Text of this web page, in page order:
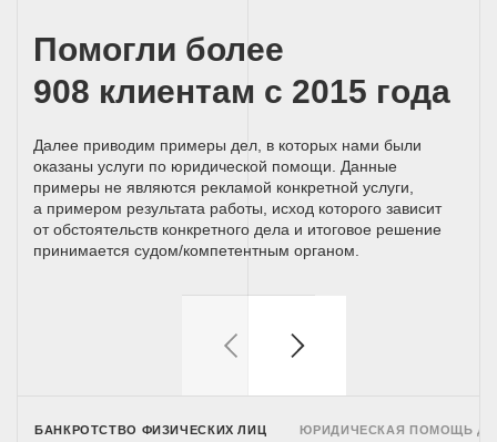
Помогли более
908 клиентам с 2015 года
Далее приводим примеры дел, в которых нами были
оказаны услуги по юридической помощи. Данные
примеры не являются рекламой конкретной услуги,
а примером результата работы, исход которого зависит
от обстоятельств конкретного дела и итоговое решение
принимается судом/компетентным органом.
БАНКРОТСТВО ФИЗИЧЕСКИХ ЛИЦ ЮРИДИЧЕСКАЯ ПОМОЩЬ